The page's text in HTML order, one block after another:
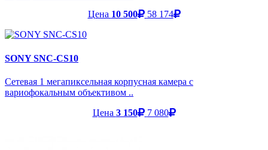
Цена 10 500 58 174
SONY SNC-CS10
Сетевая 1 мегапиксельная корпусная камера с
вариофокальным объективом ..
Цена 3 150 7 080